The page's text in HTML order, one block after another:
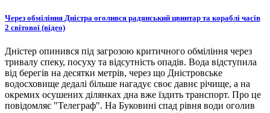
Через обміління Дністра оголився радянський цвинтар та кораблі часів
2 світової (відео)
Дністер опинився під загрозою критичного обміління через
тривалу спеку, посуху та відсутність опадів. Вода відступила
від берегів на десятки метрів, через що Дністровське
водосховище дедалі більше нагадує своє давнє річище, а на
окремих осушених ділянках дна вже їздить транспорт. Про це
повідомляє "Телеграф". На Буковині спад рівня води оголив